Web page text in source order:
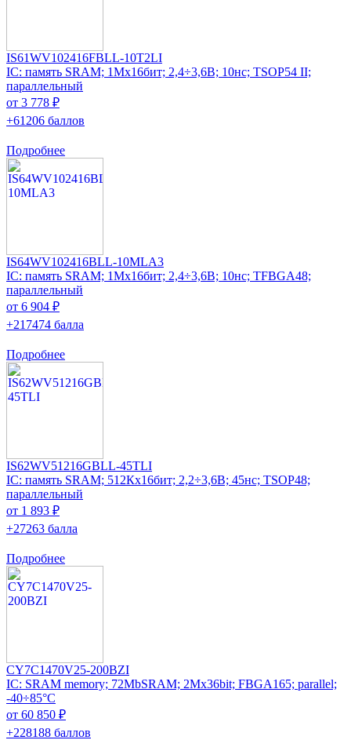
IS61WV102416FBLL-10T2LI
IC: память SRAM; 1Mx16бит; 2,4÷3,6В; 10нс; TSOP54 II;
параллельный
от 3 778 ₽
+61206 баллов
Подробнее
IS64WV102416BLL-10MLA3
IC: память SRAM; 1Mx16бит; 2,4÷3,6В; 10нс; TFBGA48;
параллельный
от 6 904 ₽
+217474 балла
Подробнее
IS62WV51216GBLL-45TLI
IC: память SRAM; 512Кx16бит; 2,2÷3,6В; 45нс; TSOP48;
параллельный
от 1 893 ₽
+27263 балла
Подробнее
CY7C1470V25-200BZI
IC: SRAM memory; 72MbSRAM; 2Mx36bit; FBGA165; parallel;
-40÷85°C
от 60 850 ₽
+228188 баллов